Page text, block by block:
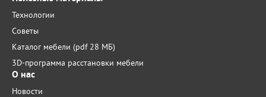
Технологии
Советы
Каталог мебели (pdf 28 МБ)
3D-программа расстановки мебели
О нас
Новости